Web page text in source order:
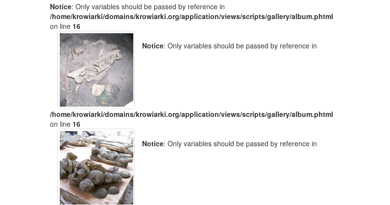
Notice: Only variables should be passed by reference in
/home/krowiarki/domains/krowiarki.org/application/views/scripts/gallery/album.phtml
on line 16
Notice: Only variables should be passed by reference in
/home/krowiarki/domains/krowiarki.org/application/views/scripts/gallery/album.phtml
on line 16
Notice: Only variables should be passed by reference in